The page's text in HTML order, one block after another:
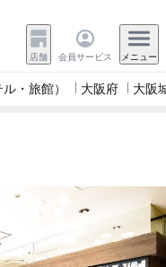
店舗 会員サービス メニュー
・旅館） 大阪府 大阪